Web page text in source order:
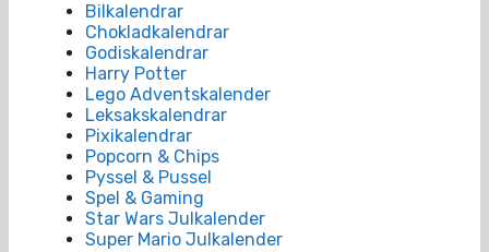
Bilkalendrar
Chokladkalendrar
Godiskalendrar
Harry Potter
Lego Adventskalender
Leksakskalendrar
Pixikalendrar
Popcorn & Chips
Pyssel & Pussel
Spel & Gaming
Star Wars Julkalender
Super Mario Julkalender